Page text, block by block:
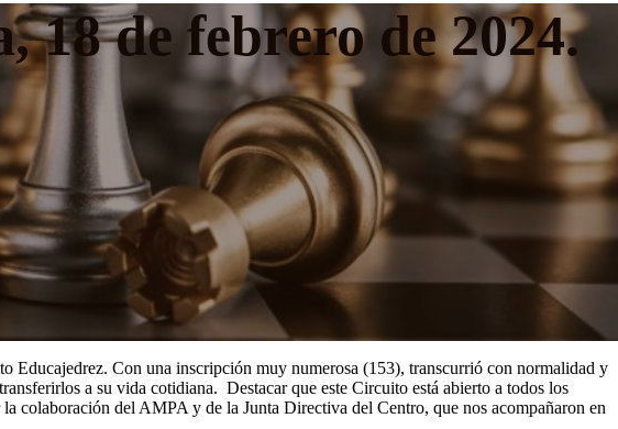
18 de febrero de 2024.
Con una inscripción muy numerosa (153), transcurrió con normalidad y
a su vida cotidiana. Destacar que este Circuito está abierto a todos los
colaboración del AMPA y de la Junta Directiva del Centro, que nos acompañaron en